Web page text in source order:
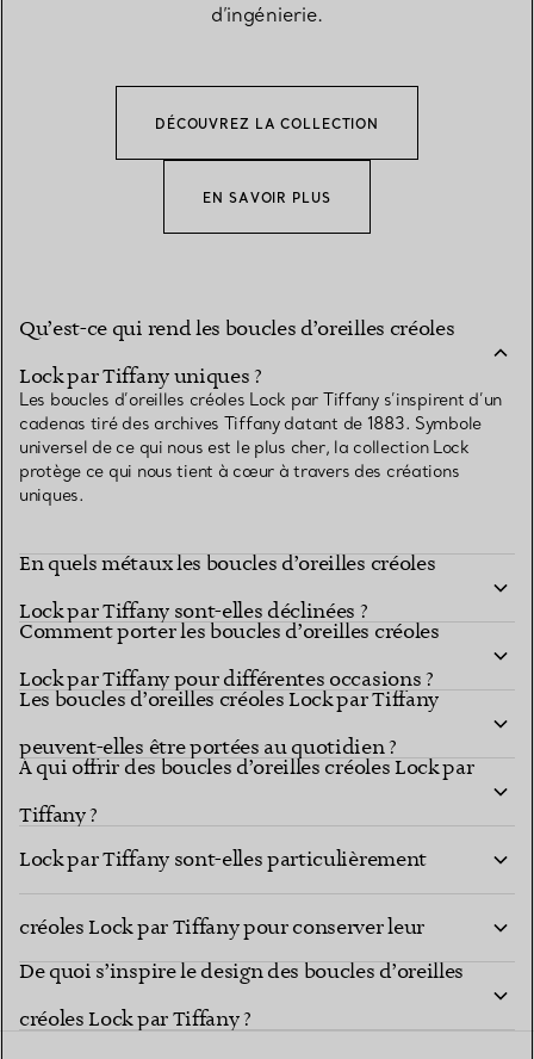
d’ingénierie.
DÉCOUVREZ LA COLLECTION
EN SAVOIR PLUS
Qu’est-ce qui rend les boucles d’oreilles créoles
Lock par Tiffany uniques ?
Les boucles d’oreilles créoles Lock par Tiffany s’inspirent d’un
cadenas tiré des archives Tiffany datant de 1883. Symbole
universel de ce qui nous est le plus cher, la collection Lock
protège ce qui nous tient à cœur à travers des créations
uniques.
En quels métaux les boucles d’oreilles créoles
Lock par Tiffany sont-elles déclinées ?
Comment porter les boucles d’oreilles créoles
Lock par Tiffany pour différentes occasions ?
Les boucles d’oreilles créoles Lock par Tiffany
peuvent-elles être portées au quotidien ?
À qui offrir des boucles d’oreilles créoles Lock par
Tiffany ?
À quelles occasions les boucles d’oreilles créoles
Lock par Tiffany sont-elles particulièrement
Comment entretenir mes boucles d’oreilles
créoles Lock par Tiffany pour conserver leur
éclat ?
De quoi s’inspire le design des boucles d’oreilles
créoles Lock par Tiffany ?